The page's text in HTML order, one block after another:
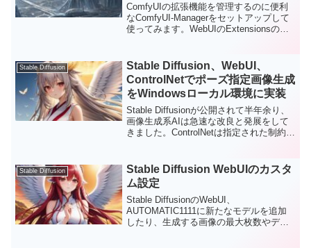
ComfyUIの拡張機能を管理するのに便利
なComfyUI-Managerをセットアップして
使ってみます。WebUIのExtensionsのよ
ールが必要になるものもある...
Stable Diffusion
Stable Diffusion、WebUI、
ControlNetでポーズ指定画像生成
をWindowsローカル環境に実装
Stable Diffusionが公開されて半年余り、
画像生成系AIは急速な改良と発展をして
きました。ControlNetは指定された制約条
ツールです。今回、Windowsのローカル
環境に環境構築をしていきます。
Stable Diffusion
Stable Diffusion WebUIのカスタ
ム設定
Stable DiffusionのWebUI、
AUTOMATIC1111に新たなモデルを追加
したり、生成する画像の最大枚数やデフ